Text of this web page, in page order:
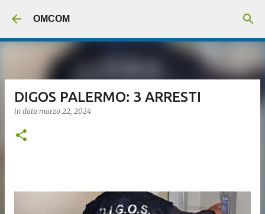
OMCOM
DIGOS PALERMO: 3 ARRESTI
in data marzo 22, 2024